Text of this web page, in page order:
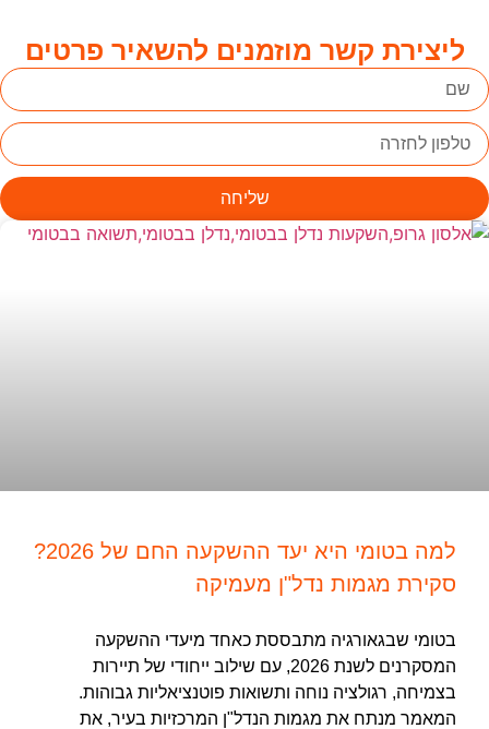
ליצירת קשר מוזמנים להשאיר פרטים
שליחה
למה בטומי היא יעד ההשקעה החם של 2026?
סקירת מגמות נדל"ן מעמיקה
בטומי שבגאורגיה מתבססת כאחד מיעדי ההשקעה
המסקרנים לשנת 2026, עם שילוב ייחודי של תיירות
בצמיחה, רגולציה נוחה ותשואות פוטנציאליות גבוהות.
המאמר מנתח את מגמות הנדל"ן המרכזיות בעיר, את